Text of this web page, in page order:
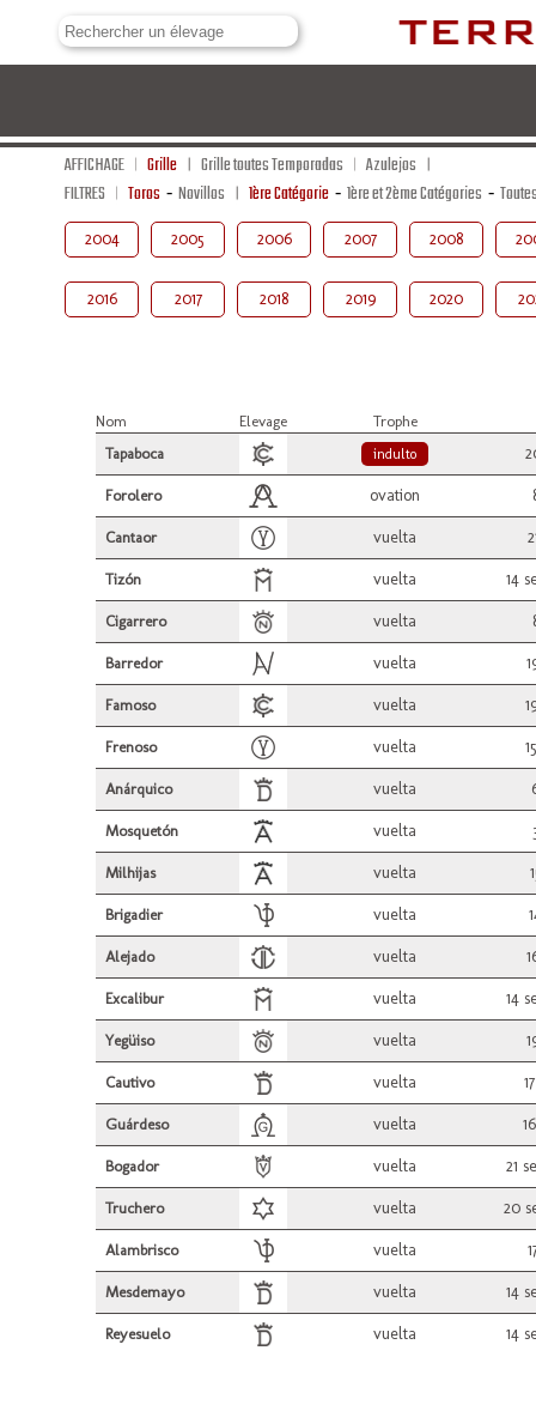
AFFICHAGE Grille Grille toutes Temporadas
Azulejos
FILTRES
Toros - Novillos 1ère Catégorie - 1ère et 2ème Catégories -
2004 2005 2006 2007 2008
2016 2017 2018 2019 2020
Nom Elevage
Trophe
Tapaboca
indulto
Forolero ovation
Cantaor vuelta
Tizón vuelta 14
Cigarrero vuelta
Barredor vuelta
Famoso vuelta
Frenoso vuelta
Anárquico vuelta
Mosquetón vuelta
Milhijas vuelta
Brigadier vuelta
Alejado vuelta
Excalibur vuelta 14
Yegüiso vuelta
Cautivo vuelta
Guárdeso vuelta
Bogador vuelta 21
Truchero vuelta 20
Alambrisco vuelta
Mesdemayo vuelta 14
Reyesuelo vuelta 14